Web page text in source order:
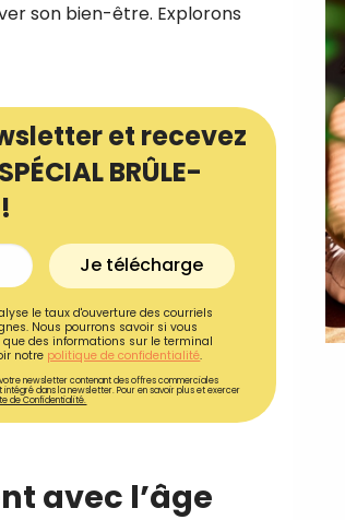
son bien-être. Explorons
et recevez
BRÛLE-
Je télécharge
le taux d'ouverture des courriels
Nous pourrons savoir si vous
des informations sur le terminal
notre politique de confidentialité.
newsletter contenant des offres commerciales
dans la newsletter. Pour en savoir plus et exercer
de Confidentialité.
avec l’âge
gratuitement 180